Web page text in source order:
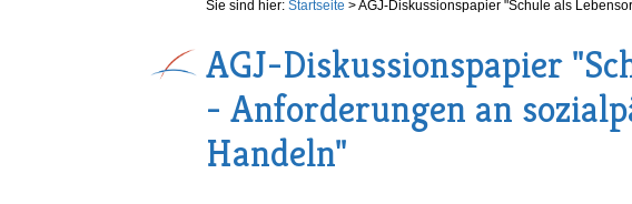
Sie sind hier: Startseite >AGJ-Diskussionspapier "Schule als
AGJ-Diskussionspapier
- Anforderungen an
Handeln"